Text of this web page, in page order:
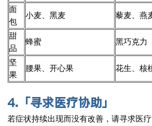
面
包
小麦、黑麦 藜麦、燕
甜
品
蜂蜜 黑巧克力
坚
果
腰果、开心果 花生、核
4. 「寻求医疗协助」
若症状持续出现而没有改善，请寻求医